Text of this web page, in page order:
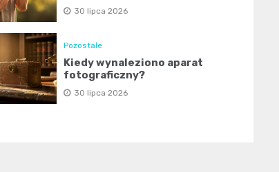
30 lipca 2026
Pozostałe
Kiedy wynaleziono aparat
fotograficzny?
30 lipca 2026